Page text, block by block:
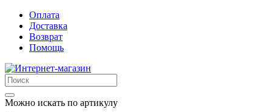
Оплата
Доставка
Возврат
Помощь
Можно искать по артикулу